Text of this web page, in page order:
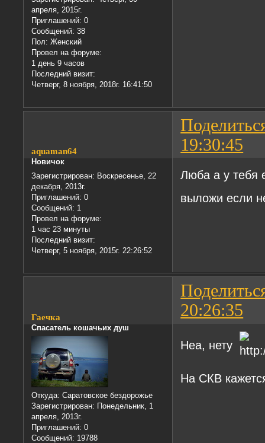
апреля, 2015г.
Приглашений: 0
Сообщений: 38
Пол: Женский
Провел на форуме:
1 день 9 часов
Последний визит:
Четверг, 8 ноября, 2018г. 16:41:50
19:30:45
aquaman64
Новичок
Зарегистрирован: Воскресенье, 22
декабря, 2013г.
Приглашений: 0
Сообщений: 1
Провел на форуме:
1 час 23 минуты
Последний визит:
Четверг, 5 ноября, 2015г. 22:26:52
Люба а у тебя
выложи если
20:26:35
Гаечка
Спасатель кошачьих душ
Откуда: Саратовское бездорожье
Зарегистрирован: Понедельник, 1
апреля, 2013г.
Приглашений: 0
Сообщений: 19788
Неа, нету
На СКВ